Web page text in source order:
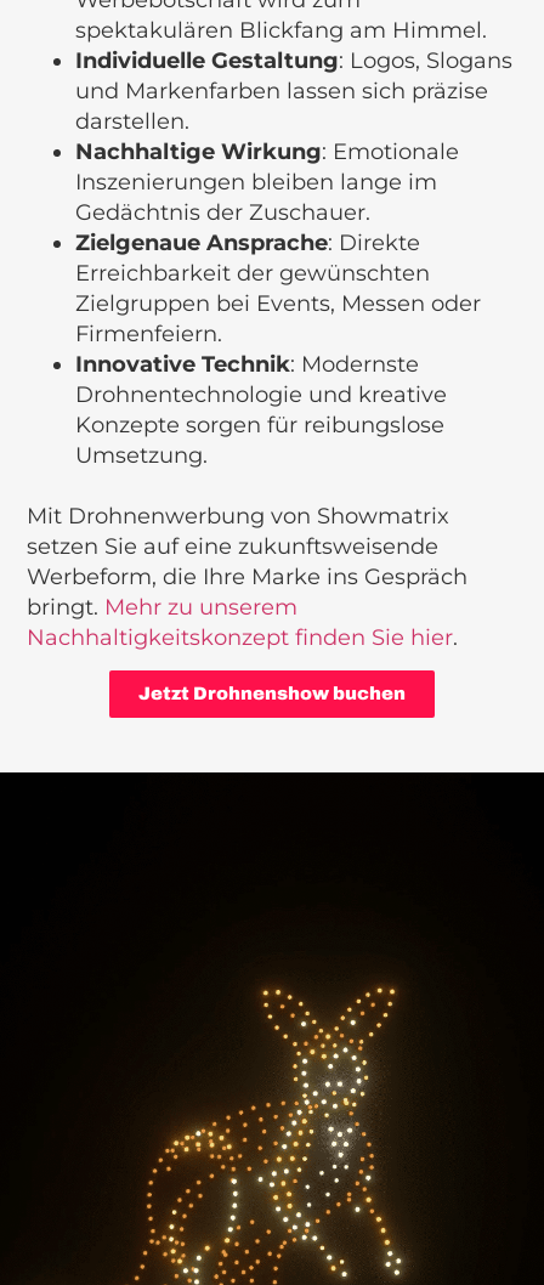
spektakulären Blickfang am Himmel.
Individuelle Gestaltung: Logos, Slogans
und Markenfarben lassen sich präzise
darstellen.
Nachhaltige Wirkung: Emotionale
Inszenierungen bleiben lange im
Gedächtnis der Zuschauer.
Zielgenaue Ansprache: Direkte
Erreichbarkeit der gewünschten
Zielgruppen bei Events, Messen oder
Firmenfeiern.
Innovative Technik: Modernste
Drohnentechnologie und kreative
Konzepte sorgen für reibungslose
Umsetzung.
Mit Drohnenwerbung von Showmatrix
setzen Sie auf eine zukunftsweisende
Werbeform, die Ihre Marke ins Gespräch
bringt. Mehr zu unserem
Nachhaltigkeitskonzept finden Sie hier.
Jetzt Drohnenshow buchen